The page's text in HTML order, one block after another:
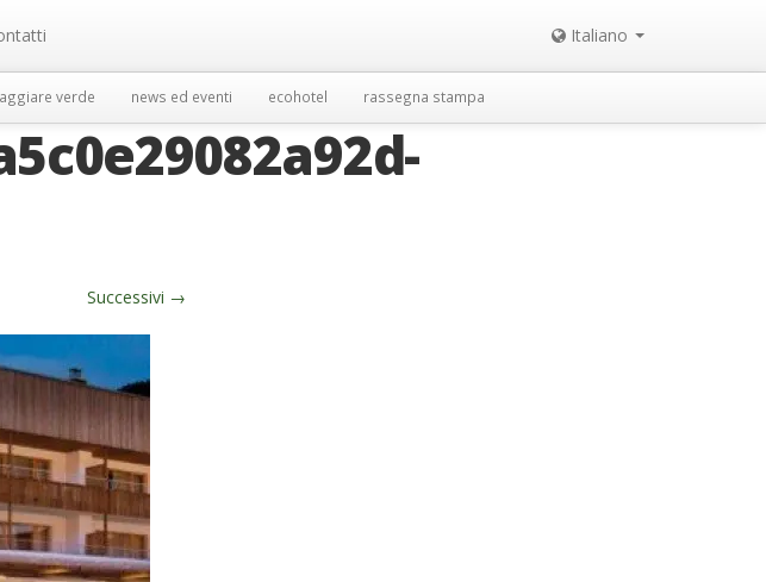
Italiano
verde news ed eventi ecohotel rassegna stampa
Successivi →